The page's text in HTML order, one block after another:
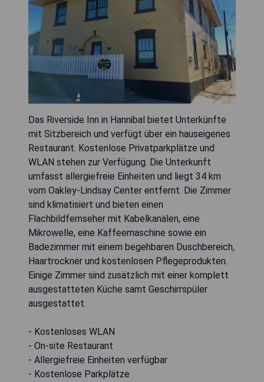
Das Riverside Inn in Hannibal bietet Unterkünfte
mit Sitzbereich und verfügt über ein hauseigenes
Restaurant. Kostenlose Privatparkplätze und
WLAN stehen zur Verfügung. Die Unterkunft
umfasst allergiefreie Einheiten und liegt 34 km
vom Oakley-Lindsay Center entfernt. Die Zimmer
sind klimatisiert und bieten einen
Flachbildfernseher mit Kabelkanälen, eine
Mikrowelle, eine Kaffeemaschine sowie ein
Badezimmer mit einem begehbaren Duschbereich,
Haartrockner und kostenlosen Pflegeprodukten.
Einige Zimmer sind zusätzlich mit einer komplett
ausgestatteten Küche samt Geschirrspüler
ausgestattet.
- Kostenloses WLAN
- On-site Restaurant
- Allergiefreie Einheiten verfügbar
- Kostenlose Parkplätze